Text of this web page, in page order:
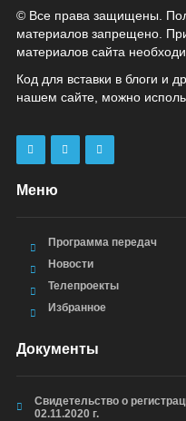
© Все права защищены.
материалов запрещено.
материалов сайта
Код для вставки в блоги и
нашем сайте, можно
Меню
Программа передач
Новости
Телепроекты
Избранное
Документы
Свидетельство о
02.11.2020 г.